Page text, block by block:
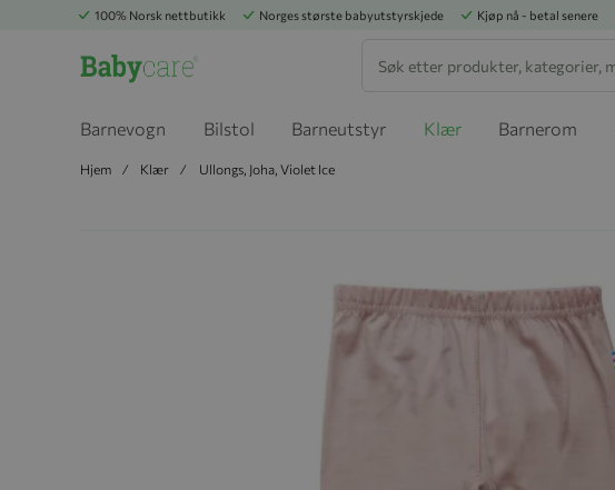
100% Norsk nettbutikk Norges største babyutstyrskjede Kjøp nå - betal senere
Barnevogn Bilstol Barneutstyr Klær Barnerom
Hjem Klær Ullongs, Joha, Violet Ice